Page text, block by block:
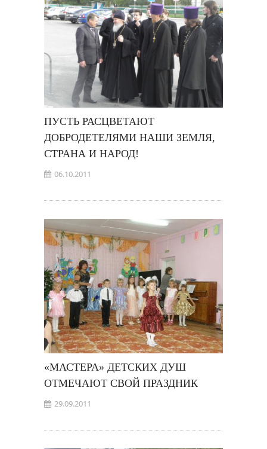
ПУСТЬ РАСЦВЕТАЮТ
ДОБРОДЕТЕЛЯМИ НАШИ ЗЕМЛЯ,
СТРАНА И НАРОД!
06.10.2011
«МАСТЕРА» ДЕТСКИХ ДУШ
ОТМЕЧАЮТ СВОЙ ПРАЗДНИК
29.09.2011